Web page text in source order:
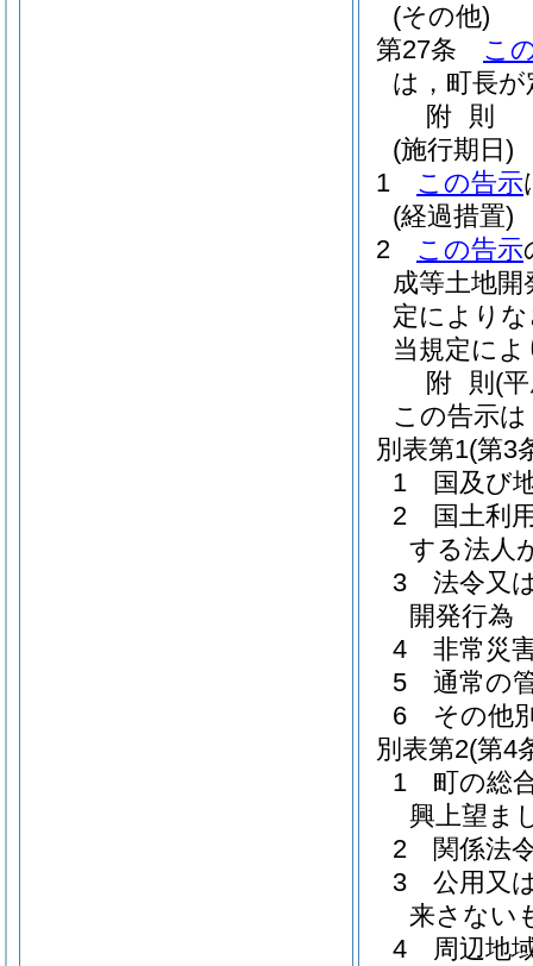
(その他)
第27条
こ
は，町長
附 則
(施行期日)
1
この告示
(経過措置)
2
この告示
成等土地
定により
当規定に
附 則 (
この告示
別表第1(第3
1 国及び
2 国土利用
する法人
3 法令又
開発行為
4 非常災害
5 通常の
6 その他
別表第2(第4
1 町の総
興上望ま
2 関係法
3 公用又
来さない
4 周辺地域